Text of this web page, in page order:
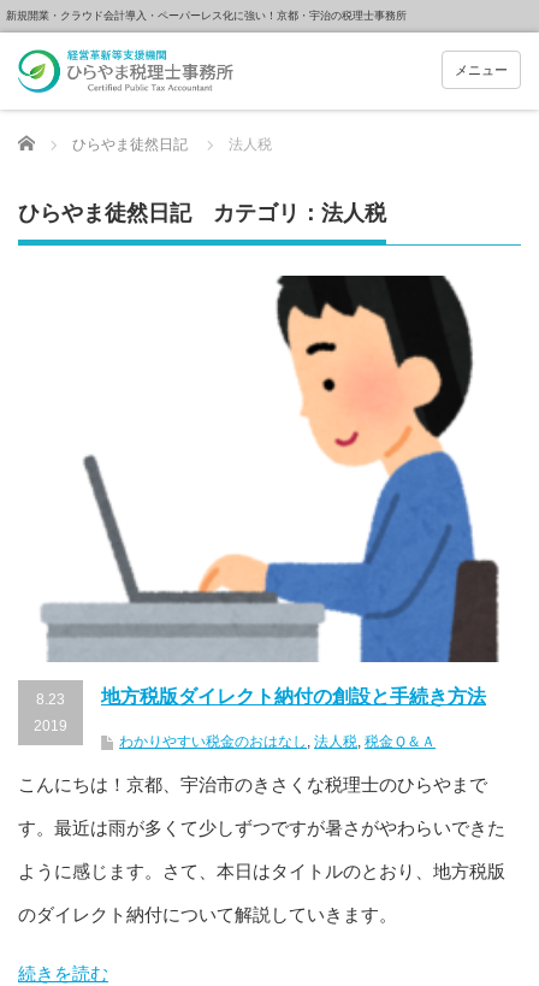
新規開業・クラウド会計導入・ペーパーレス化に強い！京都・宇治の税理士事務所
メニュー
Home ひらやま徒然日記 法人税
ひらやま徒然日記 カテゴリ：法人税
8.23
2019
地方税版ダイレクト納付の創設と手続き方法
わかりやすい税金のおはなし 法人税 税金Ｑ＆Ａ
こんにちは！京都、宇治市のきさくな税理士のひらやまで
す。最近は雨が多くて少しずつですが暑さがやわらいできた
ように感じます。さて、本日はタイトルのとおり、地方税版
のダイレクト納付について解説していきます。
続きを読む